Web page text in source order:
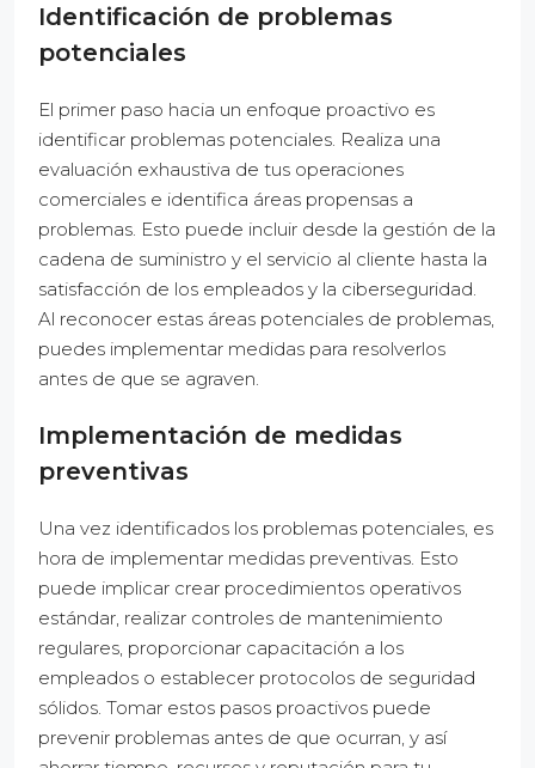
Identificación de problemas
potenciales
El primer paso hacia un enfoque proactivo es
identificar problemas potenciales. Realiza una
evaluación exhaustiva de tus operaciones
comerciales e identifica áreas propensas a
problemas. Esto puede incluir desde la gestión de la
cadena de suministro y el servicio al cliente hasta la
satisfacción de los empleados y la ciberseguridad.
Al reconocer estas áreas potenciales de problemas,
puedes implementar medidas para resolverlos
antes de que se agraven.
Implementación de medidas
preventivas
Una vez identificados los problemas potenciales, es
hora de implementar medidas preventivas. Esto
puede implicar crear procedimientos operativos
estándar, realizar controles de mantenimiento
regulares, proporcionar capacitación a los
empleados o establecer protocolos de seguridad
sólidos. Tomar estos pasos proactivos puede
prevenir problemas antes de que ocurran, y así